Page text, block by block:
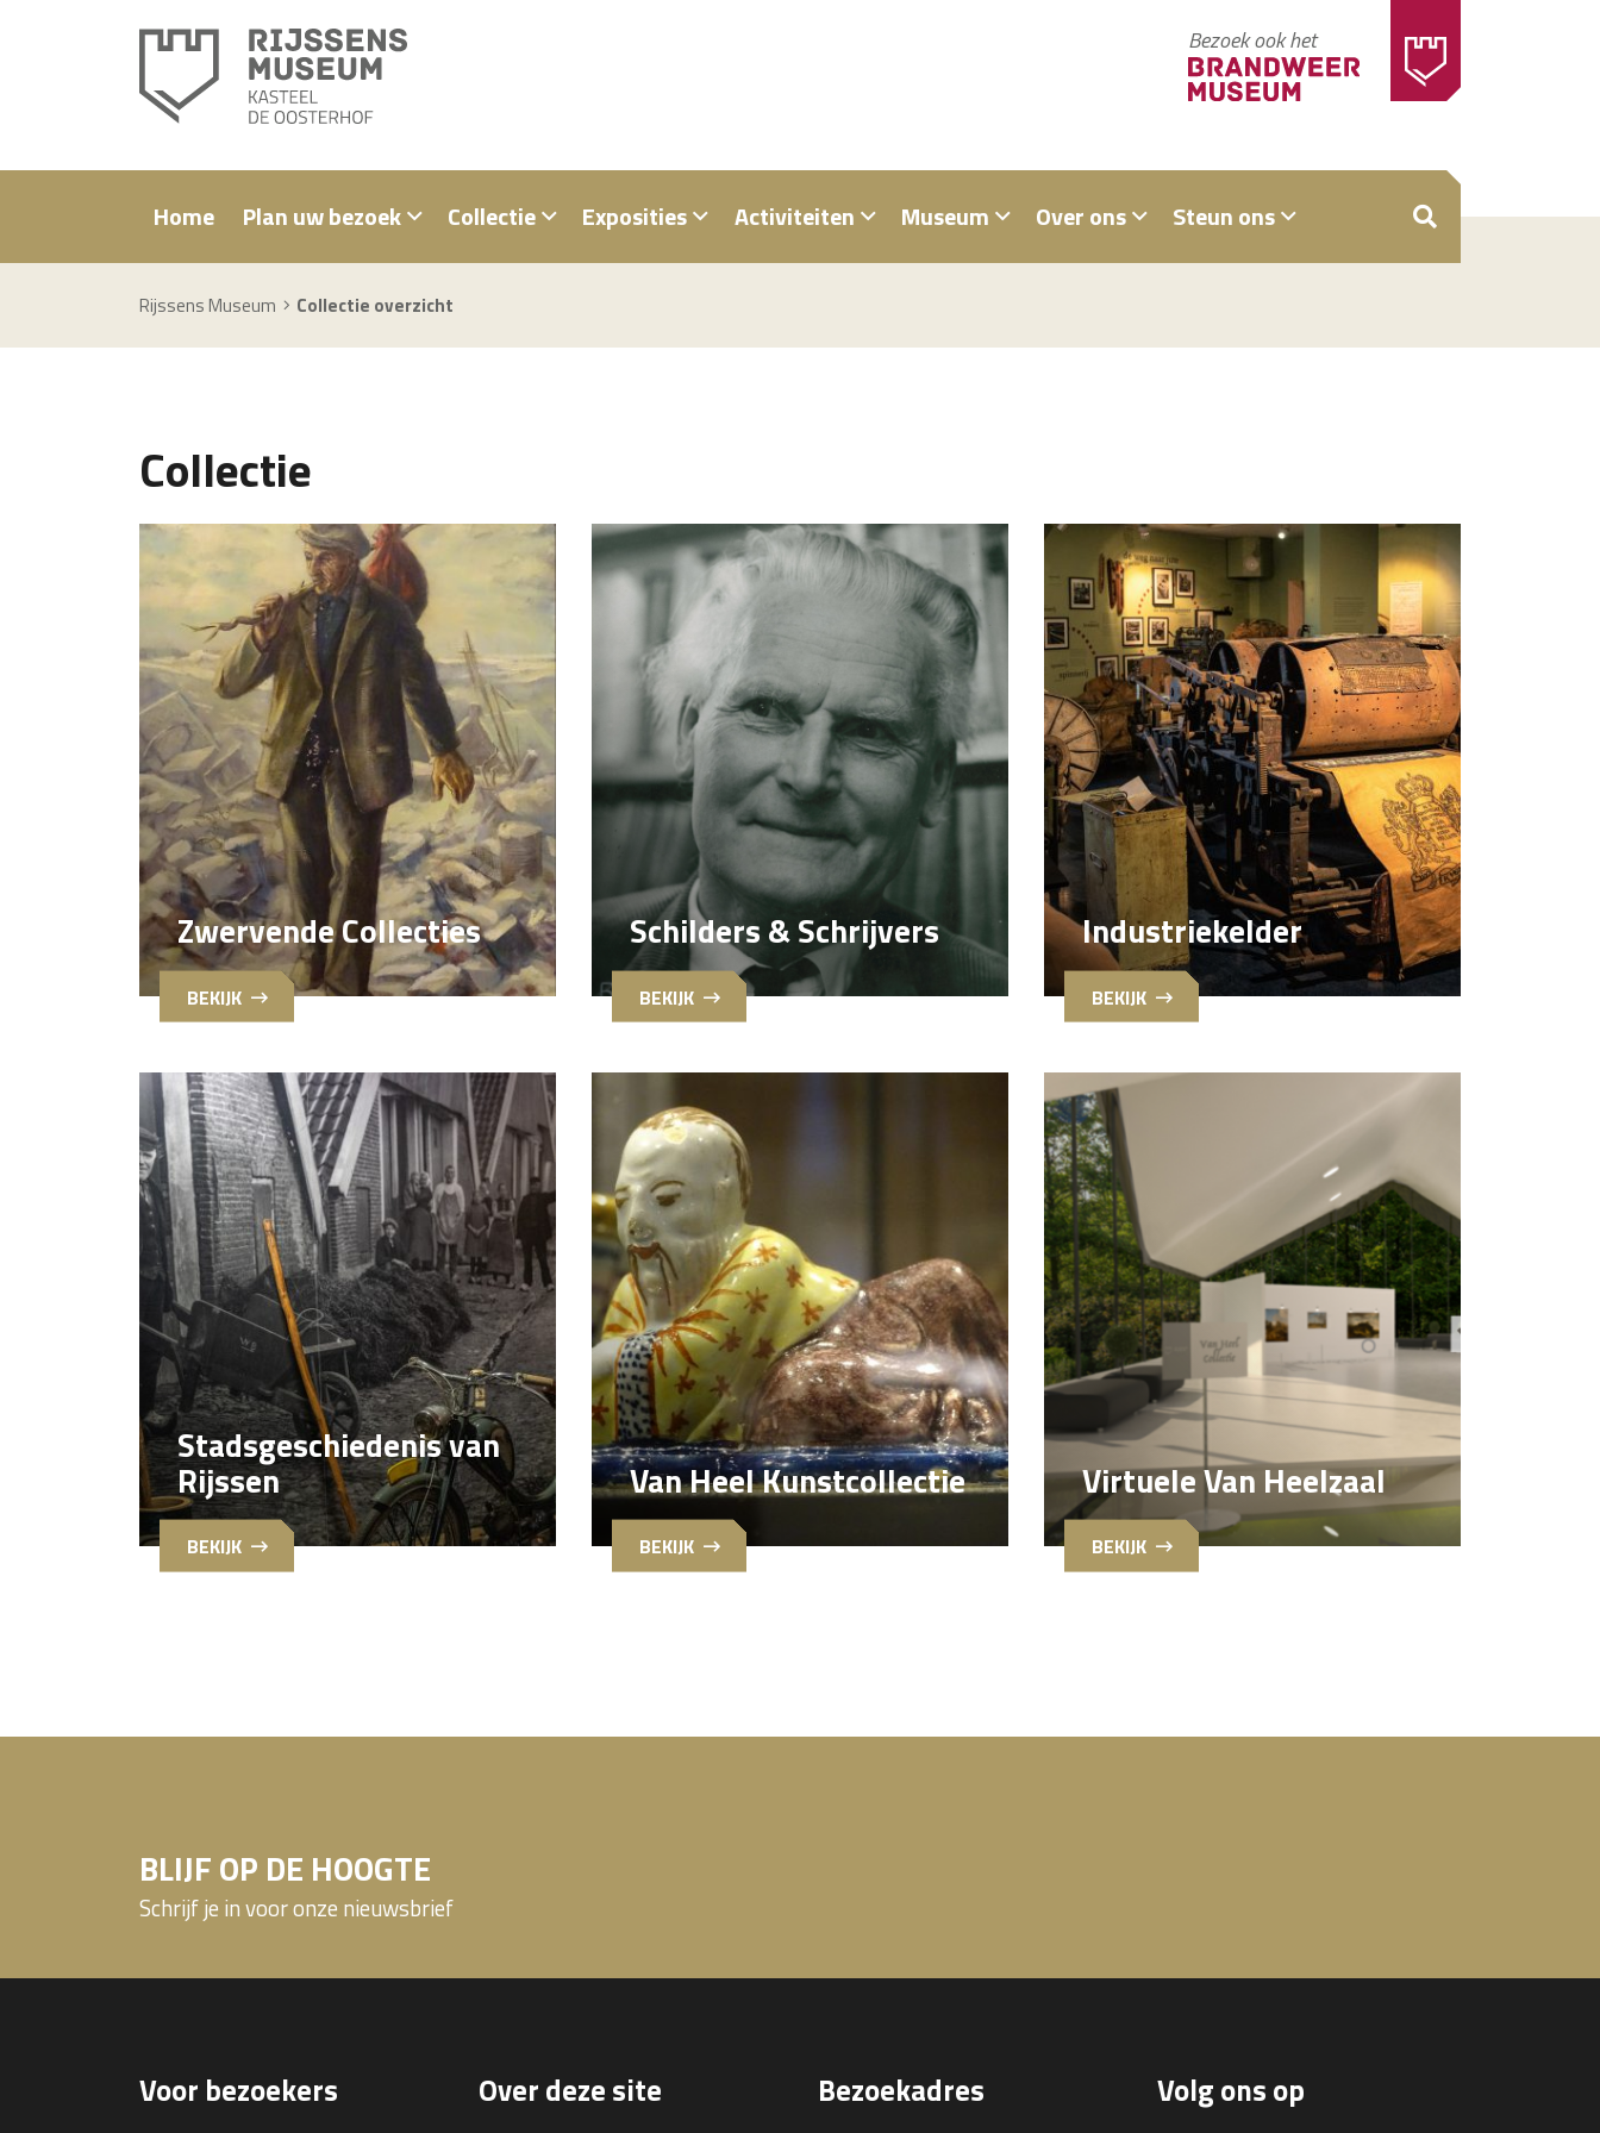
Bezoek ook het
Home Plan uw bezoek Collectie Exposities Activiteiten Museum Over ons Steun ons ZOEKEN
Rijssens Museum Collectie overzicht
Collectie
Zwervende Collecties
BEKIJK
Schilders & Schrijvers
BEKIJK
Industriekelder
BEKIJK
Stadsgeschiedenis van
Rijssen
BEKIJK
Van Heel Kunstcollectie
BEKIJK
Virtuele Van Heelzaal
BEKIJK
BLIJF OP DE HOOGTE
Schrijf je in voor onze nieuwsbrief
Voor bezoekers Over deze site Bezoekadres Volg ons op